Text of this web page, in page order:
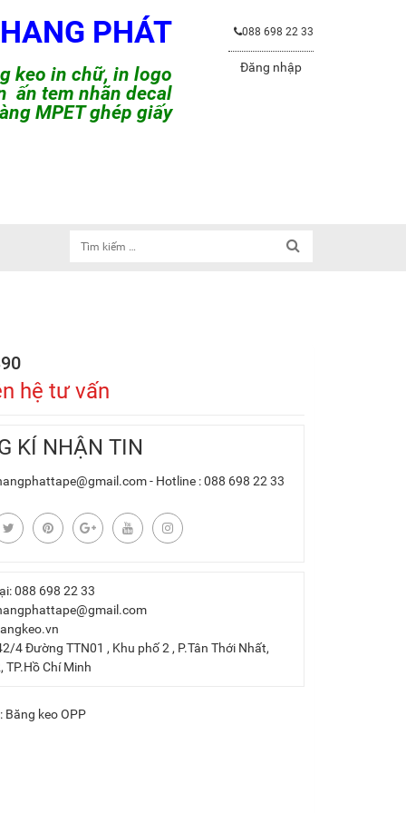
PHÁT
keo in chữ, in logo
ấn tem nhãn decal
MPET ghép giấy
088 698 22 33
Đăng nhập
hệ tư vấn
KÍ NHẬN TIN
- Hotline : 088 698 22 33
088 698 22 33
4 Đường TTN01 , Khu phố 2 , P.Tân Thới Nhất,
TP.Hồ Chí Minh
Băng keo OPP